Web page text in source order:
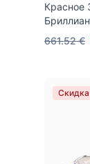
Красное
661.52 €
Скидка